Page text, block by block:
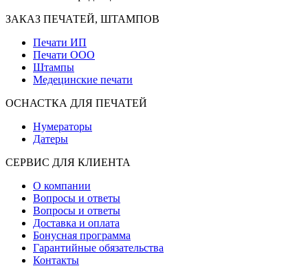
ЗАКАЗ ПЕЧАТЕЙ, ШТАМПОВ
Печати ИП
Печати ООО
Штампы
Медецинские печати
ОСНАСТКА ДЛЯ ПЕЧАТЕЙ
Нумераторы
Датеры
СЕРВИС ДЛЯ КЛИЕНТА
О компании
Вопросы и ответы
Вопросы и ответы
Доставка и оплата
Бонусная программа
Гарантийные обязательства
Контакты